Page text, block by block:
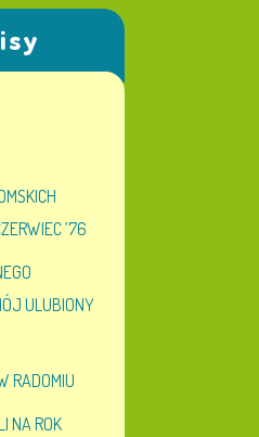
’76
ULUBIONY
RADOMIU
NA ROK